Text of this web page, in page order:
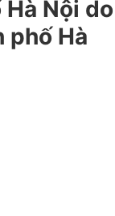
Nội do
phố Hà